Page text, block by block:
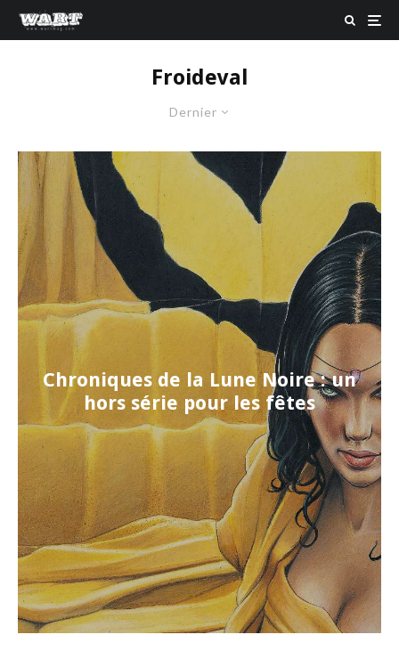
Froideval
Dernier
Chroniques de la Lune Noire : un
hors série pour les fêtes